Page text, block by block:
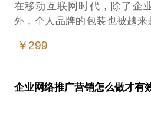
在移动互联网时代，除了企
外，个人品牌的包装也被越
互联网时代你还在为人脉资源
互联网时代你还在为如何提升
找我聊一聊，我在“个人品牌
￥299
企业网络推广营销怎么做才有